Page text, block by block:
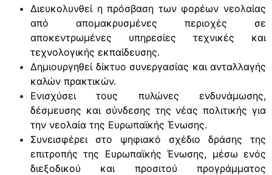
Διευκολυνθεί η πρόσβαση των φορέων νεολαίας
από απομακρυσμένες περιοχές σε
αποκεντρωμένες υπηρεσίες τεχνικές και
τεχνολογικής εκπαίδευσης.
Δημιουργηθεί δίκτυο συνεργασίας και ανταλλαγής
καλών πρακτικών.
Ενισχύσει τους πυλώνες ενδυνάμωσης,
δέσμευσης και σύνδεσης της νέας πολιτικής για
την νεολαία της Ευρωπαϊκής Ένωσης.
Συνεισφέρει στο ψηφιακό σχέδιο δράσης της
επιτροπής της Ευρωπαϊκής Ένωσης, μέσω ενός
διεξοδικού και προσιτού προγράμματος